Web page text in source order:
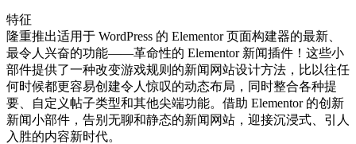
特征
隆重推出适用于 WordPress 的 Elementor 页面构建器的最新、
最令人兴奋的功能——革命性的 Elementor 新闻插件！这些小
部件提供了一种改变游戏规则的新闻网站设计方法，比以往任
何时候都更容易创建令人惊叹的动态布局，同时整合各种提
要、自定义帖子类型和其他尖端功能。借助 Elementor 的创新
新闻小部件，告别无聊和静态的新闻网站，迎接沉浸式、引人
入胜的内容新时代。